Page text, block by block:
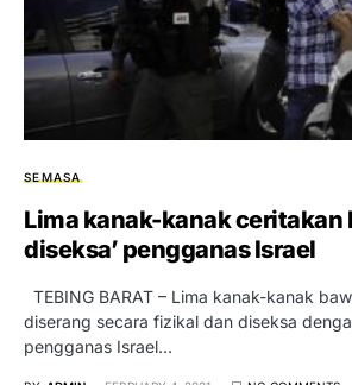
SEMASA
Lima kanak-kanak ceritakan
diseksa’ pengganas Israel
TEBING BARAT – Lima kanak-kanak
diserang secara fizikal dan diseksa
pengganas Israel…